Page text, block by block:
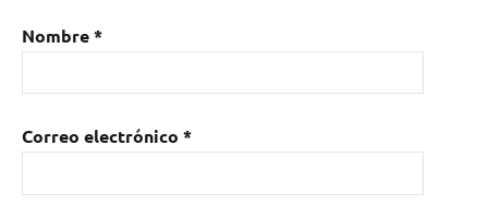
Nombre*
Correo electrónico *